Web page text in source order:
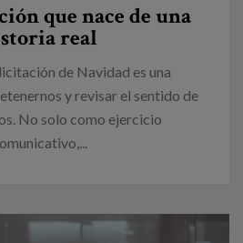
que nace de una
real
de Navidad es una
y revisar el sentido de
No solo como ejercicio